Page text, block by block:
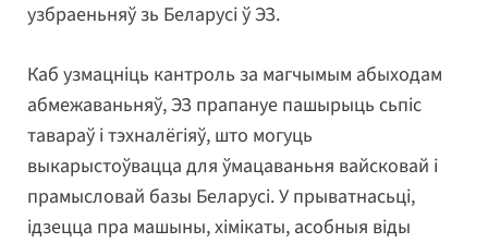
узбраеньняў зь Беларусі ў ЭЗ.
Каб узмацніць кантроль за магчымым абыходам
абмежаваньняў, ЭЗ прапануе пашырыць сьпіс
тавараў і тэхналёгіяў, што могуць
выкарыстоўвацца для ўмацаваньня вайсковай і
прамысловай базы Беларусі. У прыватнасьці,
ідзецца пра машыны, хімікаты, асобныя віды